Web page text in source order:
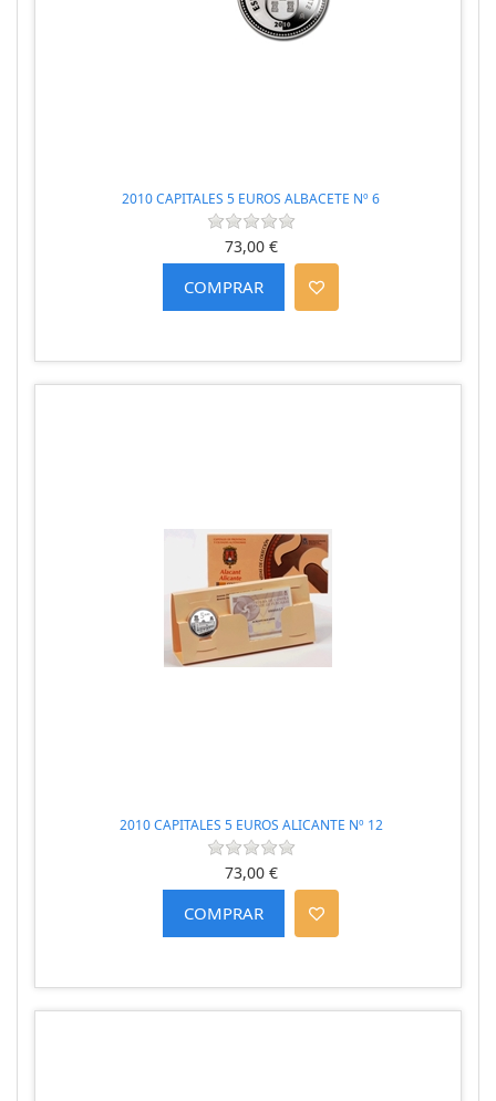
2010 CAPITALES 5 EUROS ALBACETE Nº 6
73,00 €
2010 CAPITALES 5 EUROS ALICANTE Nº 12
73,00 €